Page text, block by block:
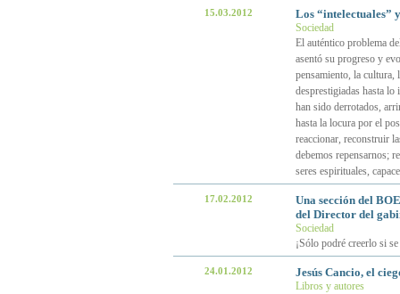
15.03.2012 Los “intelectuales”
Sociedad
El auténtico problema
asentó su progreso y
pensamiento, la
desprestigiadas hasta lo
han sido derrotados,
hasta la locura por el
reaccionar, reconstruir
debemos repensarnos;
seres espirituales,
17.02.2012
Una sección del
del Director del
Sociedad
¡Sólo podré creerlo si
24.01.2012 Jesús Cancio, el
Libros y autores